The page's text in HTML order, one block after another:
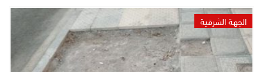
الجهة الشرقية